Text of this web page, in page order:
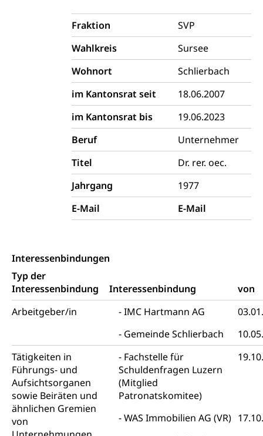
Fraktion
SVP
Wahlkreis
Sursee
Wohnort
Schlierbach
im Kantonsrat seit
18.06.2007
im Kantonsrat bis
19.06.2023
Beruf
Unternehmer
Titel
Dr. rer. oec.
Jahrgang
1977
E-Mail
E-Mail
Interessenbindungen
Typ der
Interessenbindung
Interessenbindung
von
Arbeitgeber/in
IMC Hartmann AG
Gemeinde Schlierbach
Tätigkeiten in
Führungs- und
Aufsichtsorganen
sowie Beiräten und
ähnlichen Gremien
von
Fachstelle für
Schuldenfragen Luzern
(Mitglied
Patronatskomitee)
WAS Immobilien AG (VR)
Betreibungsämter
Betreibungsverfahren
Konkursämter
Regierungsform, Stimm- und Wahlrecht,
Stimmrecht, Abstimmungen, Wahlen, politische
Parteien, Grundfreiheiten, Pluralismus
Volksrechte
Kantonale Steuern
Finanzausgleich, Einkommenssteuer, Kopfsteuer,
Personalsteuer, Haushaltssteuer, Vermögenssteuer,
Verrechnungssteuer, Quellensteuer,
Grundstückgewinnsteuer, Liegenschaftssteuer,
Handänderungssteuer, Grundsteuer, Kirchensteuer,
Gewerbesteuer, Vergnügungssteuer,
Reklameplakatsteuer, Verkehrssteuer,
Erbschaftssteuer, Schenkungssteuer, Gewinn- und
Kapitalsteuer
Steuern (Dienststelle)
Ombudsstellen
Vermittler, Vermittlungsstelle, Schlichtungsstelle,
Beschwerdestelle Spitäler
Schlichtungsstelle SEG
Rassismus
Diskriminierung, Fremdenfeindlichkeit,
Gleichberechtigung
Anlaufstelle Schutz vor Diskriminierung
(fabia)
Schutz vor Diskriminierung
Strafregister und Strafverfahren
Strafrecht, Strafrechtspflege, Gerichtsverfahren,
Strafregistereintrag, Strafregisterauszug,
Kriminalität
Strafverfahren Staatsanwaltschaft
Strafregisterauszug bestellen (EJPD)
Vormundschaft
Vormund, Amtsvormund, Mündel,
Vormundschaftsbehörde, Kindesschutz,
Jugendschutz